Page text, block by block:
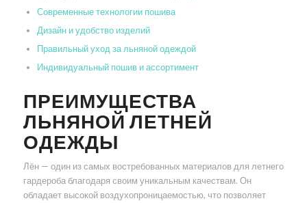
Современные технологии пошива
Дизайн и удобство изделий
Правильный уход за льняной одеждой
Индивидуальный пошив и ассортимент
ПРЕИМУЩЕСТВА
ЛЬНЯНОЙ ЛЕТНЕЙ
ОДЕЖДЫ
Лён — один из самых востребованных материалов для летнего
гардероба благодаря своим уникальным качествам. Он
обладает высокой воздухопроницаемостью, что позволяет